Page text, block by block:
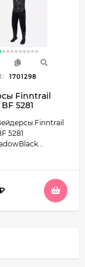
1701298
Finntrail
5281
сFinntrail
5281